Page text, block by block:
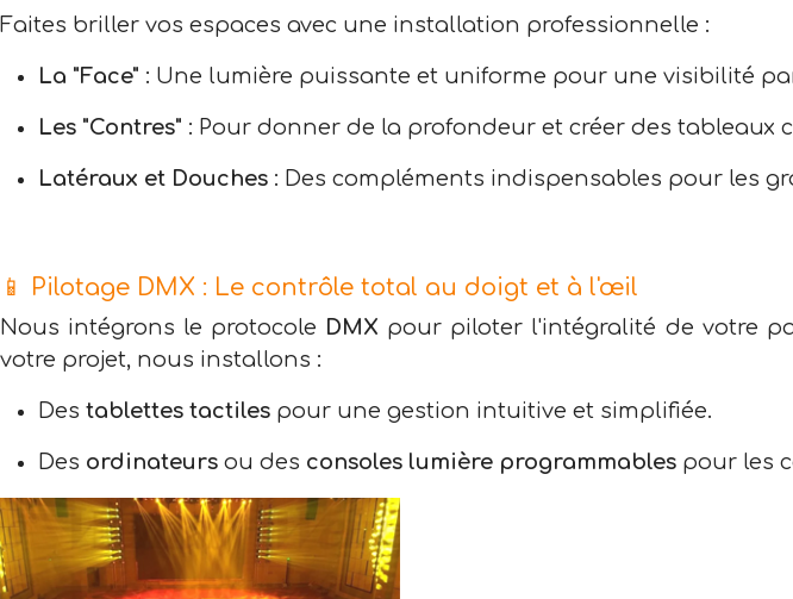
Faites briller vos espaces avec une installation professionnelle :
La "Face" : Une lumière puissante et uniforme pour une visibilité
Les "Contres" : Pour donner de la profondeur et créer des tableaux
Latéraux et Douches : Des compléments indispensables pour les
📱 Pilotage DMX : Le contrôle total au doigt et à l'œil
Nous intégrons le protocole DMX pour piloter l'intégralité de votre
votre projet, nous installons :
Des tablettes tactiles pour une gestion intuitive et simplifiée.
Des ordinateurs ou des consoles lumière programmables pour les